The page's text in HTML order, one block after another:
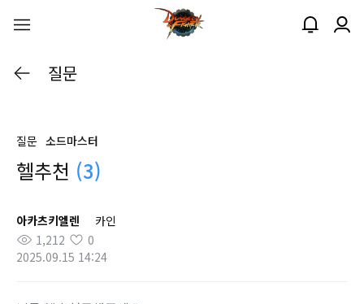
질문
질문 소드마스터
헬추천 (3)
아카츠키엘렌
카인
1,212
0
2025.09.15 14:24